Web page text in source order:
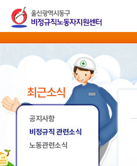
최근소식
공지사항
비정규직 관련소식
노동관련소식